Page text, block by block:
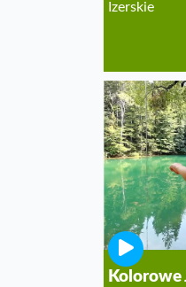
Izerskie
Kolorowe